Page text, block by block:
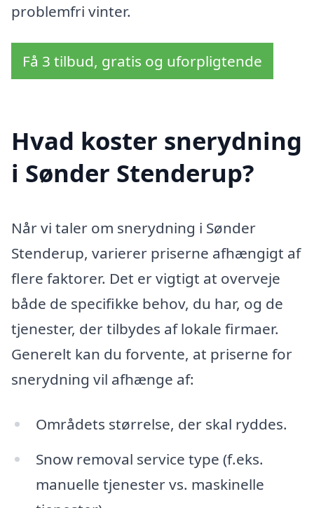
problemfri vinter.
Få 3 tilbud, gratis og uforpligtende
Hvad koster snerydning
i Sønder Stenderup?
Når vi taler om snerydning i Sønder
Stenderup, varierer priserne afhængigt af
flere faktorer. Det er vigtigt at overveje
både de specifikke behov, du har, og de
tjenester, der tilbydes af lokale firmaer.
Generelt kan du forvente, at priserne for
snerydning vil afhænge af:
Områdets størrelse, der skal ryddes.
Snow removal service type (f.eks.
manuelle tjenester vs. maskinelle